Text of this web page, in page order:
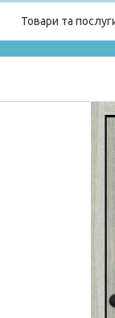
Товари та